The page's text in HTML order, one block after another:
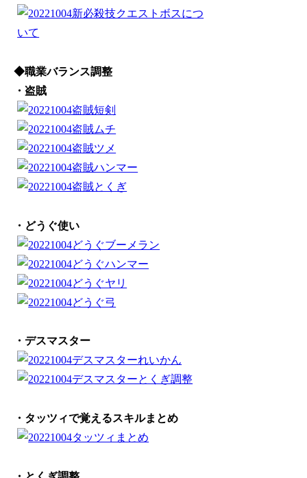
◆職業バランス調整
・盗賊
・どうぐ使い
・デスマスター
・タッツィで覚えるスキルまとめ